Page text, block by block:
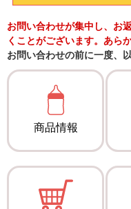
お問い合わせが集中し、お
くことがございます。あら
お問い合わせの前に一度、
商品情報